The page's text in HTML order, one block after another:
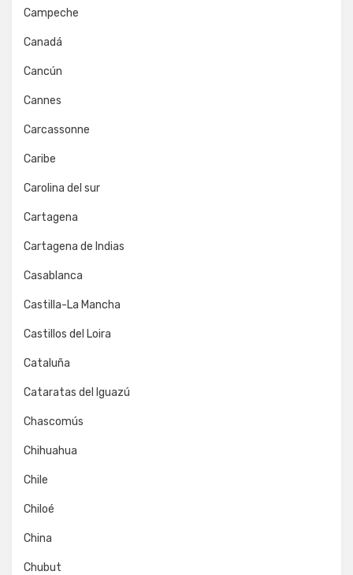
Campeche
Canadá
Cancún
Cannes
Carcassonne
Caribe
Carolina del sur
Cartagena
Cartagena de Indias
Casablanca
Castilla-La Mancha
Castillos del Loira
Cataluña
Cataratas del Iguazú
Chascomús
Chihuahua
Chile
Chiloé
China
Chubut